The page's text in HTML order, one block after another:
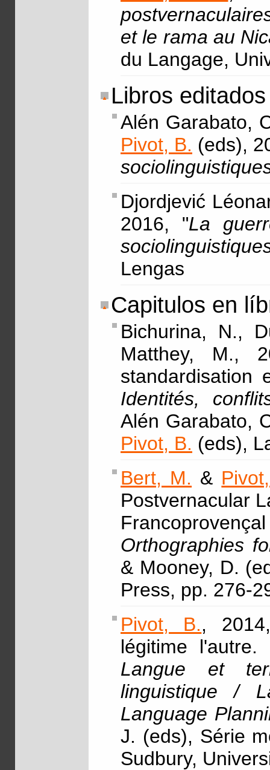
et le rama au
du Langage,
Libros editados
Alén Garabato,
Pivot, B. (eds),
Djordjević
2016, "La
Lengas
Capitulos en
Bichurina, N.,
Matthey, M.,
standardisation
Identités,
Alén Garabato,
Pivot, B. (eds),
Bert, M. &
Postvernacular
Orthographies
& Mooney, D.
Press, pp. 276-
Pivot, B.,
légitime
Langue et
linguistique /
Language
J. (eds), Série
Sudbury,